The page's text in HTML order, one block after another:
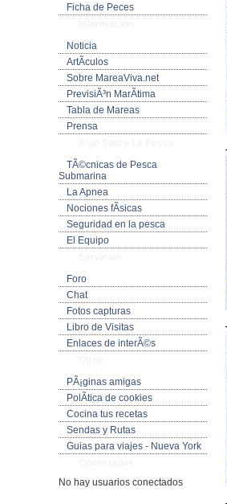
Ficha de Peces
Noticia
ArtÃ­culos
Sobre MareaViva.net
PrevisiÃ³n MarÃ­tima
Tabla de Mareas
Prensa
TÃ©cnicas de Pesca
Submarina
La Apnea
Nociones fÃ­sicas
Seguridad en la pesca
El Equipo
Foro
Chat
Fotos capturas
Libro de Visitas
Enlaces de interÃ©s
PÃ¡ginas amigas
PolÃ­tica de cookies
Cocina tus recetas
Sendas y Rutas
Guias para viajes - Nueva York
No hay usuarios conectados